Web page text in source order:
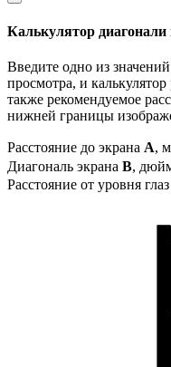
Калькулятор диагонали
Введите одно из
просмотра, и
также рекомендуемое
нижней границы
Расстояние до экрана A,
Диагональ экрана B,
Расстояние от уровня глаз